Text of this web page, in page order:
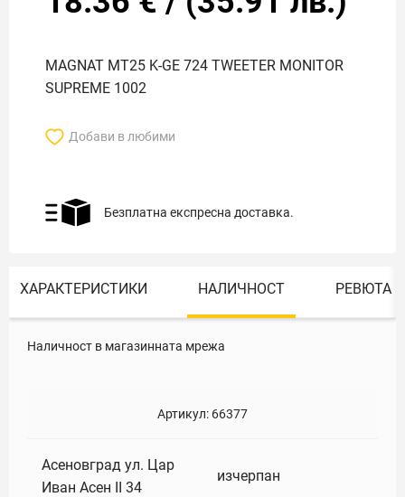
MAGNAT MT25 K-GE 724 TWEETER MONITOR
SUPREME 1002
Добави в любими
Безплатна експресна доставка.
ХАРАКТЕРИСТИКИ НАЛИЧНОСТ РЕВЮТА
Наличност в магазинната мрежа
Артикул: 66377
Асеновград ул. Цар
Иван Асен II 34
изчерпан